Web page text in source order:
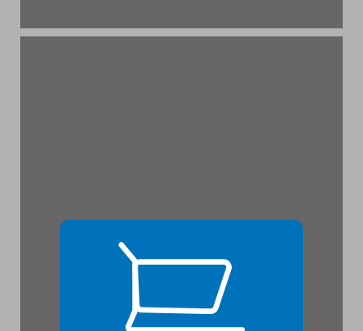
הרב עבדאללה סומך והתמורות בעולמם של יהודי בבל בעיראק ומחוצה לה ... 20